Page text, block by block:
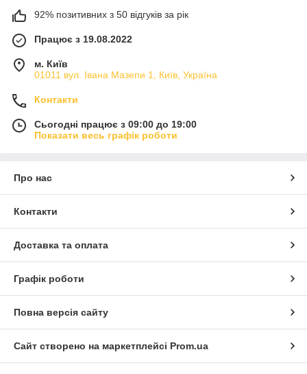
92% позитивних з 50 відгуків за рік
Працює з 19.08.2022
м. Київ
01011 вул. Івана Мазепи 1, Київ, Україна
Контакти
Сьогодні працює з 09:00 до 19:00
Показати весь графік роботи
Про нас
Контакти
Доставка та оплата
Графік роботи
Повна версія сайту
Сайт створено на маркетплейсі Prom.ua